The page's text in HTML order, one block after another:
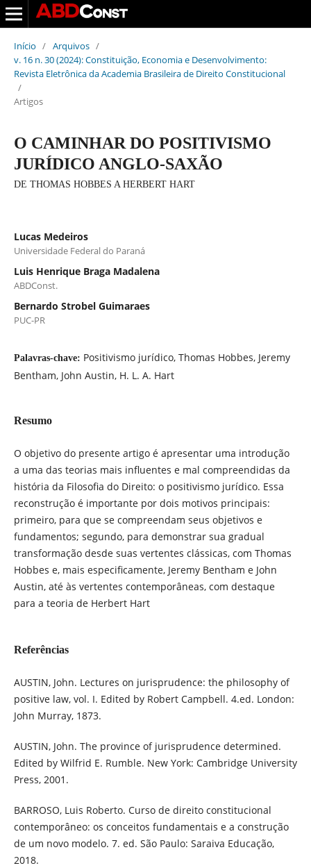
Início / Arquivos /
v. 16 n. 30 (2024): Constituição, Economia e Desenvolvimento:
Revista Eletrônica da Academia Brasileira de Direito Constitucional
/
Artigos
O CAMINHAR DO POSITIVISMO
JURÍDICO ANGLO-SAXÃO
DE THOMAS HOBBES A HERBERT HART
Lucas Medeiros
Universidade Federal do Paraná
Luis Henrique Braga Madalena
ABDConst.
Bernardo Strobel Guimaraes
PUC-PR
Palavras-chave: Positivismo jurídico, Thomas Hobbes, Jeremy
Bentham, John Austin, H. L. A. Hart
Resumo
O objetivo do presente artigo é apresentar uma introdução
a uma das teorias mais influentes e mal compreendidas da
história da Filosofia do Direito: o positivismo jurídico. Essa
reconstrução é importante por dois motivos principais:
primeiro, para que se compreendam seus objetivos e
fundamentos; segundo, para demonstrar sua gradual
transformação desde suas vertentes clássicas, com Thomas
Hobbes e, mais especificamente, Jeremy Bentham e John
Austin, até às vertentes contemporâneas, com destaque
para a teoria de Herbert Hart
Referências
AUSTIN, John. Lectures on jurisprudence: the philosophy of
positive law, vol. I. Edited by Robert Campbell. 4.ed. London:
John Murray, 1873.
AUSTIN, John. The province of jurisprudence determined.
Edited by Wilfrid E. Rumble. New York: Cambridge University
Press, 2001.
BARROSO, Luis Roberto. Curso de direito constitucional
contemporâneo: os conceitos fundamentais e a construção
de um novo modelo. 7. ed. São Paulo: Saraiva Educação,
2018.